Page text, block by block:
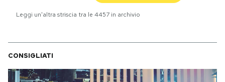
NEWSLETTER
I MIEI PREFERITI
SHOP
Leggi un'altra striscia tra le 4457 in archivio
CONSIGLIATI